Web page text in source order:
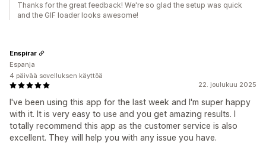
Thanks for the great feedback! We're so glad the setup was quick
and the GIF loader looks awesome!
22. joulukuu 2025
I've been using this app for the last week and I'm super happy
with it. It is very easy to use and you get amazing results. I
totally recommend this app as the customer service is also
excellent. They will help you with any issue you have.
Enspirar
Espanja
4 päivää sovelluksen käyttöä